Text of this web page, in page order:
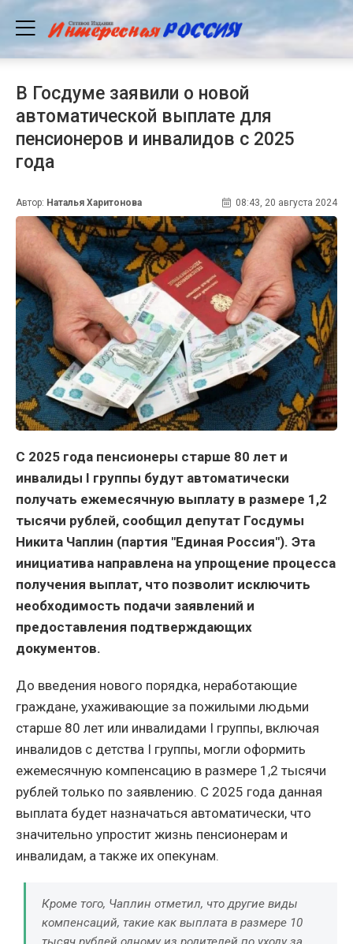
В Госдуме заявили о новой
автоматической выплате для
пенсионеров и инвалидов с 2025
года
Автор: Наталья Харитонова 08:43, 20 августа 2024
С 2025 года пенсионеры старше 80 лет и
инвалиды I группы будут автоматически
получать ежемесячную выплату в размере 1,2
тысячи рублей, сообщил депутат Госдумы
Никита Чаплин (партия "Единая Россия"). Эта
инициатива направлена на упрощение процесса
получения выплат, что позволит исключить
необходимость подачи заявлений и
предоставления подтверждающих
документов.
До введения нового порядка, неработающие
граждане, ухаживающие за пожилыми людьми
старше 80 лет или инвалидами I группы, включая
инвалидов с детства I группы, могли оформить
ежемесячную компенсацию в размере 1,2 тысячи
рублей только по заявлению. С 2025 года данная
выплата будет назначаться автоматически, что
значительно упростит жизнь пенсионерам и
инвалидам, а также их опекунам.
Кроме того, Чаплин отметил, что другие виды
компенсаций, такие как выплата в размере 10